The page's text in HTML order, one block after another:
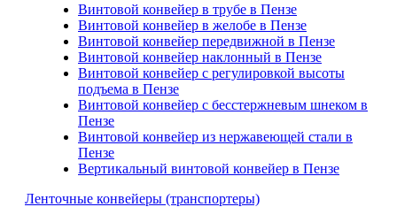
Винтовой конвейер в трубе в Пензе
Винтовой конвейер в желобе в Пензе
Винтовой конвейер передвижной в Пензе
Винтовой конвейер наклонный в Пензе
Винтовой конвейер с регулировкой высоты
подъема в Пензе
Винтовой конвейер с бесстержневым шнеком в
Пензе
Винтовой конвейер из нержавеющей стали в
Пензе
Вертикальный винтовой конвейер в Пензе
Ленточные конвейеры (транспортеры)